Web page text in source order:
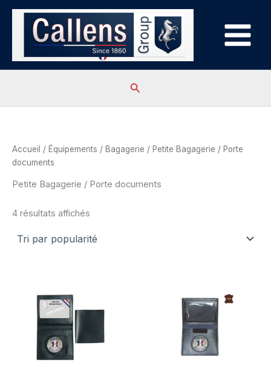
Aller
Rechercher
Accueil / Équipements / Bagagerie / Petite Bagagerie / Porte
documents
Petite Bagagerie / Porte documents
4 résultats affichés